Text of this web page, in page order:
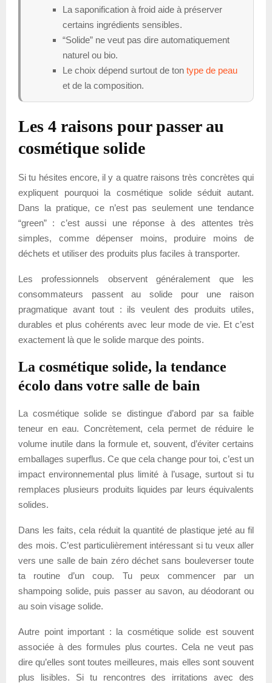
La saponification à froid aide à préserver
certains ingrédients sensibles.
“Solide” ne veut pas dire automatiquement
naturel ou bio.
Le choix dépend surtout de ton type de peau
et de la composition.
Les 4 raisons pour passer au
cosmétique solide
Si tu hésites encore, il y a quatre raisons très concrètes qui
expliquent pourquoi la cosmétique solide séduit autant.
Dans la pratique, ce n’est pas seulement une tendance
“green” : c’est aussi une réponse à des attentes très
simples, comme dépenser moins, produire moins de
déchets et utiliser des produits plus faciles à transporter.
Les professionnels observent généralement que les
consommateurs passent au solide pour une raison
pragmatique avant tout : ils veulent des produits utiles,
durables et plus cohérents avec leur mode de vie. Et c’est
exactement là que le solide marque des points.
La cosmétique solide, la tendance
écolo dans votre salle de bain
La cosmétique solide se distingue d’abord par sa faible
teneur en eau. Concrètement, cela permet de réduire le
volume inutile dans la formule et, souvent, d’éviter certains
emballages superflus. Ce que cela change pour toi, c’est un
impact environnemental plus limité à l’usage, surtout si tu
remplaces plusieurs produits liquides par leurs équivalents
solides.
Dans les faits, cela réduit la quantité de plastique jeté au fil
des mois. C’est particulièrement intéressant si tu veux aller
vers une salle de bain zéro déchet sans bouleverser toute
ta routine d’un coup. Tu peux commencer par un
shampoing solide, puis passer au savon, au déodorant ou
au soin visage solide.
Autre point important : la cosmétique solide est souvent
associée à des formules plus courtes. Cela ne veut pas
dire qu’elles sont toutes meilleures, mais elles sont souvent
plus lisibles. Si tu rencontres des irritations avec des